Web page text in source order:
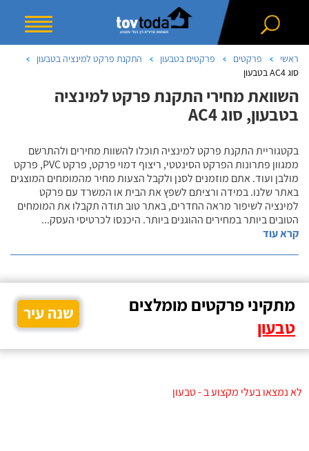
ראשי פרקטים פרקטים בטבעון
התקנת פרקט למינציה בטבעון
סוג AC4 בטבעון
השוואת מחירי התקנת פרקט למינציה
בטבעון, סוג AC4
בקטגוריית התקנת פרקט למינציה תוכלו להשוות מחירים ולהתרשם
ממגוון פתרונות הפרקט הסינטטי, ריצוף דמוי פרקט, פרקט PVC, פרקט
מולבן ועוד. אתם מוזמנים לסנן ולקבל הצעות מחיר מהמומחים המוצגים
באתר שלנו. במידה ורציתם לשפץ את הבית או המשרד עם פרקט
למינציה לשיפור מראה החדרים, באתר טוב תודה תקבלו את המומחים
הטובים ביותר במחירים ההוגנים ביותר. היכנסו לכרטיסי העסק...
קרא עוד
מתקיני פרקטים מומלצים
טבעון
שנה עיר
לא נמצאו בעלי מקצוע ב - טבעון